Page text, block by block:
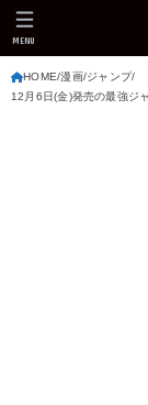
MENU
HOME 漫画 ジャンプ
12月6日(金)発売の最強ジ